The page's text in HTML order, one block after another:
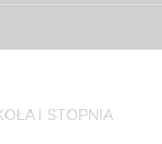
I STOPNIA